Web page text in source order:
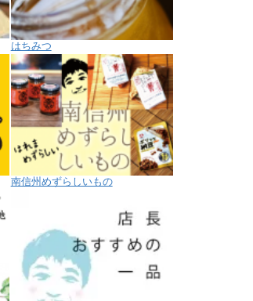
はちみつ
南信州めずらしいもの